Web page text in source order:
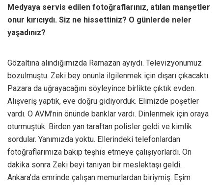
M edyaya servis edilen fotoğraflarınız, atılan manşetler
onur kırıcıydı. Siz ne hissettiniz? O günlerde neler
yaşadınız?
Gözaltına alındığımızda Ramazan ayıydı. Televizyonumuz
bozulmuştu. Zeki bey onunla ilgilenmek için dışarı çıkacaktı.
Pazara da uğrayacağını söyleyince birlikte çıktık evden.
Alışveriş yaptık, eve doğru gidiyorduk. Elimizde poşetler
vardı. O AVM’nin önünde banklar vardı. Dinlenmek için oraya
oturmuştuk. Birden yan taraftan polisler geldi ve kimlik
sordular. Yanımızda yoktu. Ellerindeki telefonlardan
fotoğraflarımıza bakıp teşhis etmeye çalışıyorlardı. On
dakika sonra Zeki beyi tanıyan bir meslektaşı geldi.
Ankara’da emrinde çalışan memurlardan biriymiş. Eşim